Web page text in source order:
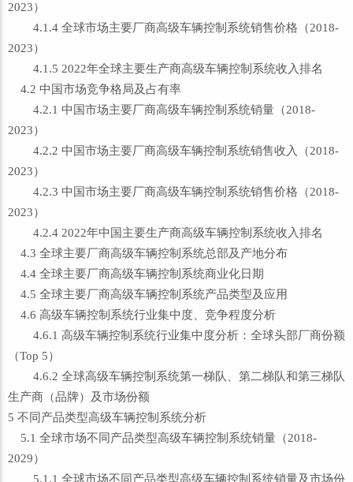
2023）
4.1.4 全球市场主要厂商高级车辆控制系统销售价格（2018-
2023）
4.1.5 2022年全球主要生产商高级车辆控制系统收入排名
4.2 中国市场竞争格局及占有率
4.2.1 中国市场主要厂商高级车辆控制系统销量（2018-
2023）
4.2.2 中国市场主要厂商高级车辆控制系统销售收入（2018-
2023）
4.2.3 中国市场主要厂商高级车辆控制系统销售价格（2018-
2023）
4.2.4 2022年中国主要生产商高级车辆控制系统收入排名
4.3 全球主要厂商高级车辆控制系统总部及产地分布
4.4 全球主要厂商高级车辆控制系统商业化日期
4.5 全球主要厂商高级车辆控制系统产品类型及应用
4.6 高级车辆控制系统行业集中度、竞争程度分析
4.6.1 高级车辆控制系统行业集中度分析：全球头部厂商份额
（Top 5）
4.6.2 全球高级车辆控制系统第一梯队、第二梯队和第三梯队
生产商（品牌）及市场份额
5 不同产品类型高级车辆控制系统分析
5.1 全球市场不同产品类型高级车辆控制系统销量（2018-
2029）
5.1.1 全球市场不同产品类型高级车辆控制系统销量及市场份